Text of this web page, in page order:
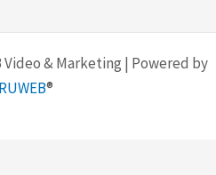
Video & Marketing | Powered by
®